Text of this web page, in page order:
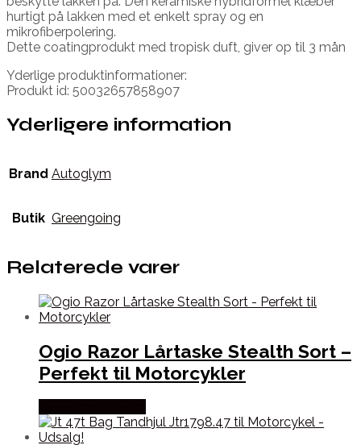
hurtigt på lakken med et enkelt spray og en
mikrofiberpolering.
Dette coatingprodukt med tropisk duft, giver op til 3 mån
Yderlige produktinformationer:
Produkt id: 50032657858907
Yderligere information
Brand Autoglym
Butik Greengoing
Relaterede varer
Ogio Razor Lårtaske Stealth Sort –
Perfekt til Motorcykler